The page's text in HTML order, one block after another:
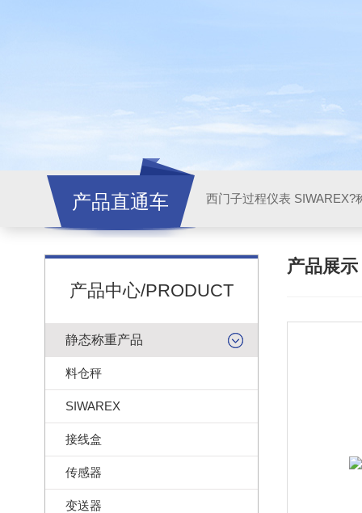
产品直通车 西门子过程仪表 SIWAREX?
产品中心/PRODUCT
静态称重产品
料仓秤
SIWAREX
接线盒
传感器
变送器
产品展示